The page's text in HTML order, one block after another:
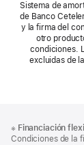
Sistema de
de Banco
y la firma del
otro
condiciones.
excluidas de
a
al
※ Financiación
Condiciones de la